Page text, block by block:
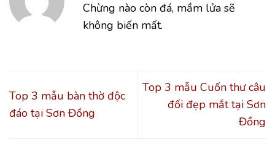
Chừng nào còn đá, mầm lửa sẽ
không biến mất.
Top 3 mẫu bàn thờ độc
đáo tại Sơn Đồng
Top 3 mẫu Cuốn thư câu
đối đẹp mắt tại Sơn
Đồng